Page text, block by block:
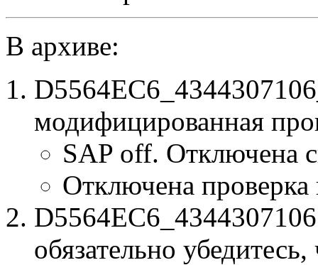
В архиве:
модифицированная
SAP off. Отключена
Отключена
обязательно